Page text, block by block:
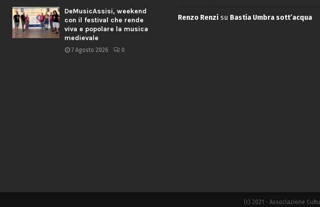
DeMusicAssisi, weekend
con il festival che rende
viva e popolare la musica
medievale
7 Agosto 2026 0
Renzo Renzisu Bastia Umbra sott’acqua
(c) 2021 - Associazione